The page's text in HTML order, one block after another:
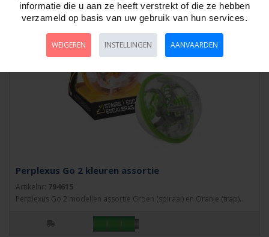
Perplexus Go 2 kleuren assortie
Artikelnr: 794615
Perplexus Go 2 modellen assortie Groen (spiraal) en Oranje (trap)...
informatie die u aan ze heeft verstrekt of die ze hebben
verzameld op basis van uw gebruik van hun services.
WEIGEREN INSTELLINGEN AANVAARDEN